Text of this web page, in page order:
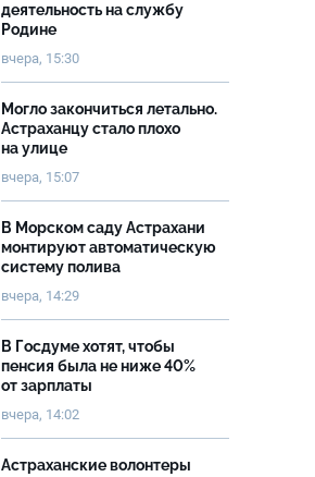
деятельность на службу
Родине
вчера, 15:30
Могло закончиться летально.
Астраханцу стало плохо
на улице
вчера, 15:07
В Морском саду Астрахани
монтируют автоматическую
систему полива
вчера, 14:29
В Госдуме хотят, чтобы
пенсия была не ниже 40%
от зарплаты
вчера, 14:02
Астраханские волонтеры